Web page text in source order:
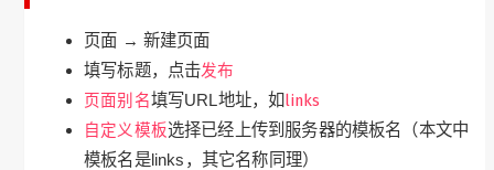
页面 → 新建页面
填写标题，点击发布
页面别名填写URL地址，如links
自定义模板选择已经上传到服务器的模板名（本文中
模板名是links，其它名称同理）